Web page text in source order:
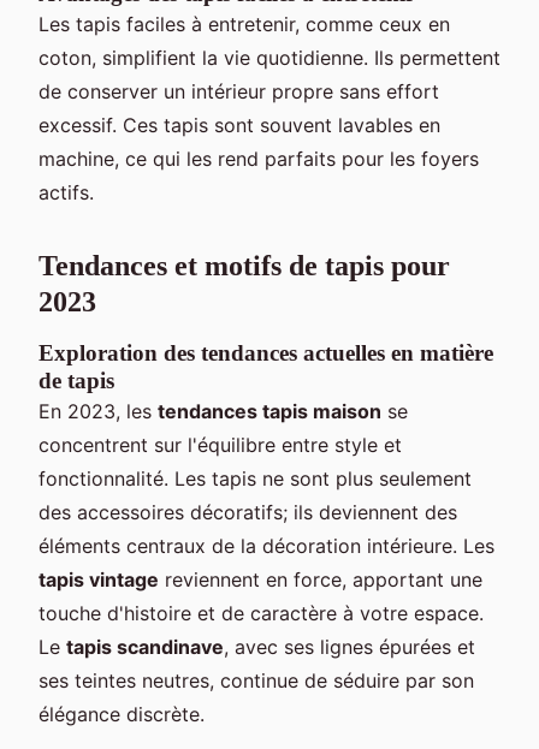
Les tapis faciles à entretenir, comme ceux en
coton, simplifient la vie quotidienne. Ils permettent
de conserver un intérieur propre sans effort
excessif. Ces tapis sont souvent lavables en
machine, ce qui les rend parfaits pour les foyers
actifs.
Tendances et motifs de tapis pour
2023
Exploration des tendances actuelles en matière
de tapis
En 2023, les tendances tapis maison se
concentrent sur l'équilibre entre style et
fonctionnalité. Les tapis ne sont plus seulement
des accessoires décoratifs; ils deviennent des
éléments centraux de la décoration intérieure. Les
tapis vintage reviennent en force, apportant une
touche d'histoire et de caractère à votre espace.
Le tapis scandinave, avec ses lignes épurées et
ses teintes neutres, continue de séduire par son
élégance discrète.